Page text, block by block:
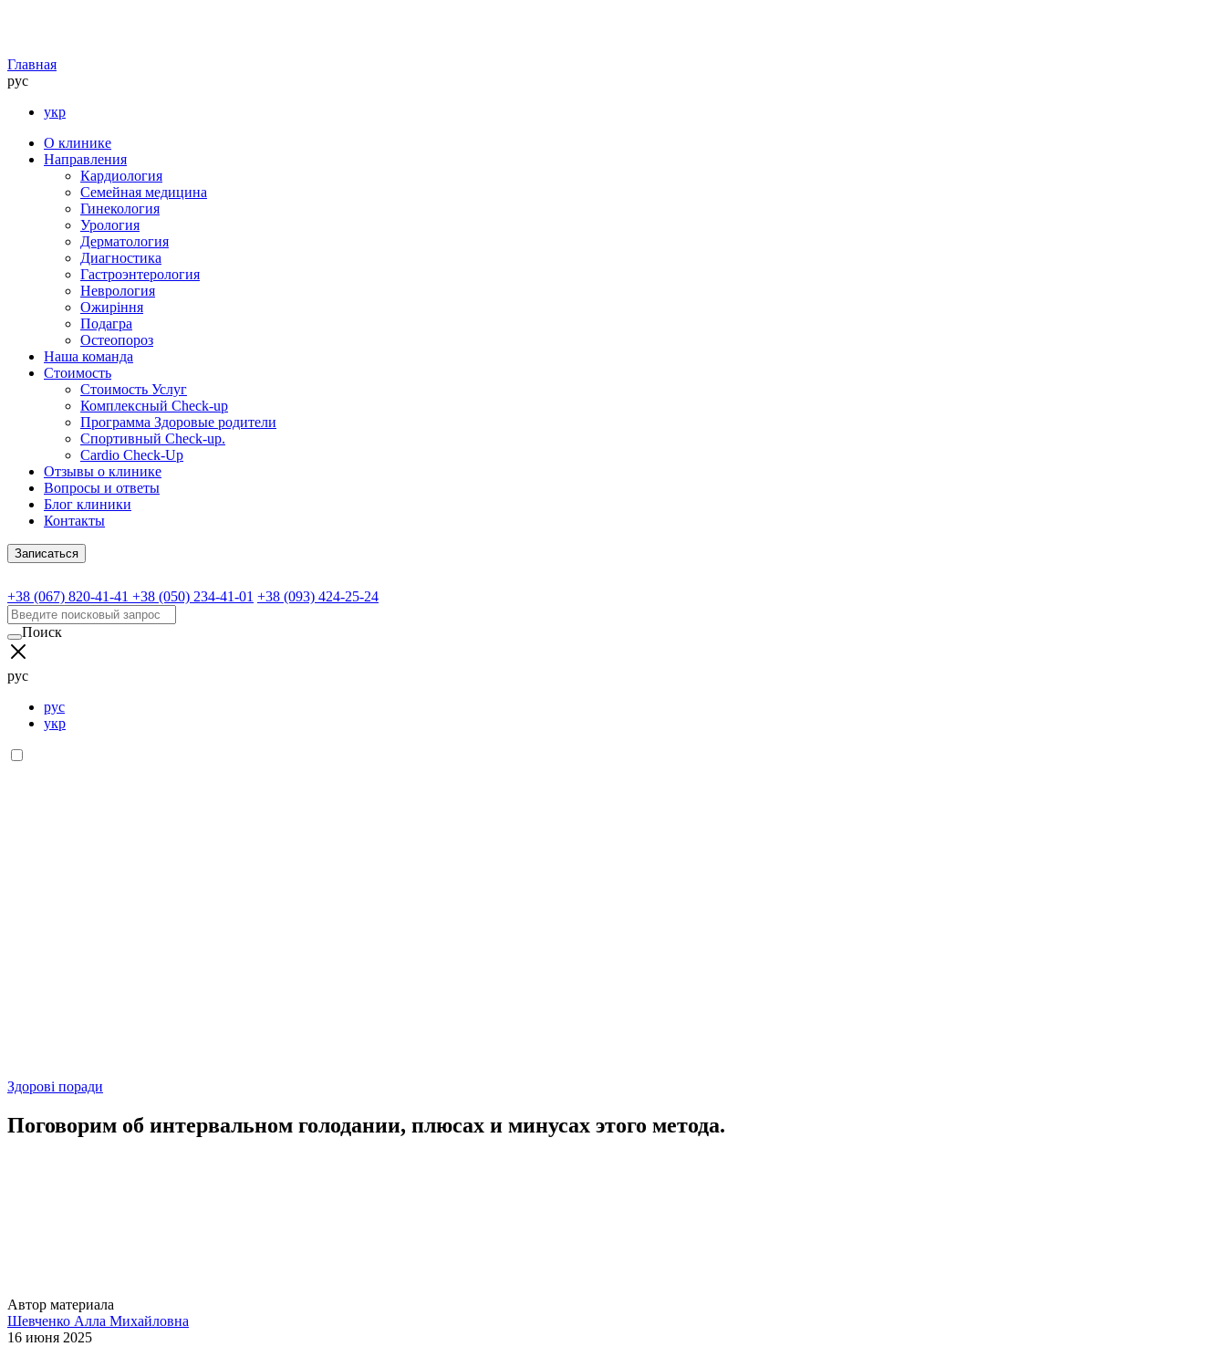
Главная
рус
укр
О клинике
Направления
Кардиология
Семейная медицина
Гинекология
Урология
Дерматология
Диагностика
Гастроэнтерология
Неврология
Ожиріння
Подагра
Остеопороз
Наша команда
Стоимость
Стоимость Услуг
Комплексный Check-up
Программа Здоровые родители
Спортивный Check-up.
Cardio Check-Up
Отзывы о клинике
Вопросы и ответы
Блог клиники
Контакты
Записаться
+38 (067) 820-41-41 +38 (050) 234-41-01 +38 (093) 424-25-24
Поиск
рус
рус
укр
Здорові поради
Поговорим об интервальном голодании, плюсах и минусах этого метода.
Автор материала
Шевченко Алла Михайловна
16 июня 2025